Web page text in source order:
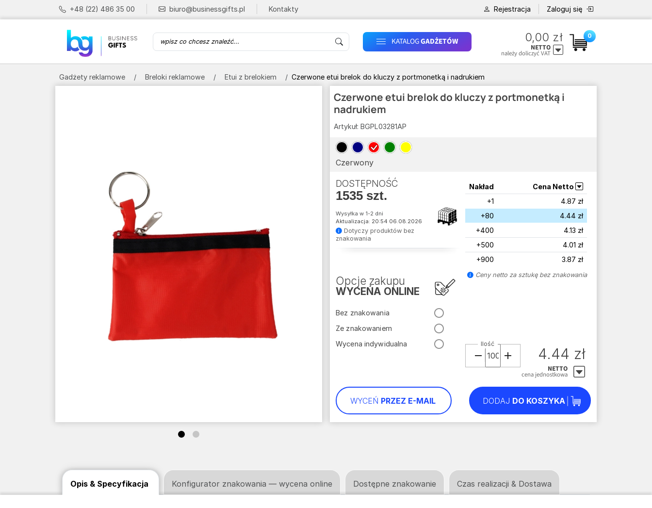
+48 (22) 486 35 00 biuro@businessgifts.pl Kontakty Rejestracja Zaloguj się
KATALOGGADŻETÓW 0,00 zł
NETTO
należy doliczyć VAT
0
Gadżety reklamowe Breloki reklamowe Etui z brelokiem Czerwone etui brelok do kluczy z portmonetką i nadrukiem
Czerwone etui brelok do kluczy z portmonetką i
nadrukiem
Opis & Specyfikacja Konfigurator znakowania — wycena online Dostępne znakowanie Czas realizacji & Dostawa
Artykuł: BGPL03281AP
Czerwony
DOSTĘPNOŚĆ
1535 szt.
Wysyłka w 1-2 dni
Aktualizacja: 20:54 06.08.2026
Dotyczy produktów bez
znakowania
Opcje zakupu
WYCEŃA ONLINE
Bez znakowania
Ze znakowaniem
Wycena indywidualna
Nakład
Cena Netto
+1
4.87 zł
+80
4.44 zł
+400
4.13 zł
+500
4.01 zł
+900
3.87 zł
Ceny netto za sztukę bez znakowania
Ilość
4.44 zł
NETTO
cena jednostkowa
WYCEŃ PRZEZ E-MAIL DODAJ DO KOSZYKA